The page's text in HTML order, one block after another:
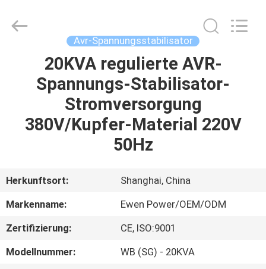
HAUSE
PRODUKTE
ÜBER
WERKSBESICHTIGUNG
2025
Ewen
Avr-Spannungsstabilisator
20KVA regulierte AVR-
Spannungs-Stabilisator-
Stromversorgung
380V/Kupfer-Material 220V
50Hz
Herkunftsort:
Shanghai, China
Markenname:
Ewen Power/OEM/ODM
Zertifizierung:
CE, ISO:9001
Modellnummer:
WB (SG) - 20KVA